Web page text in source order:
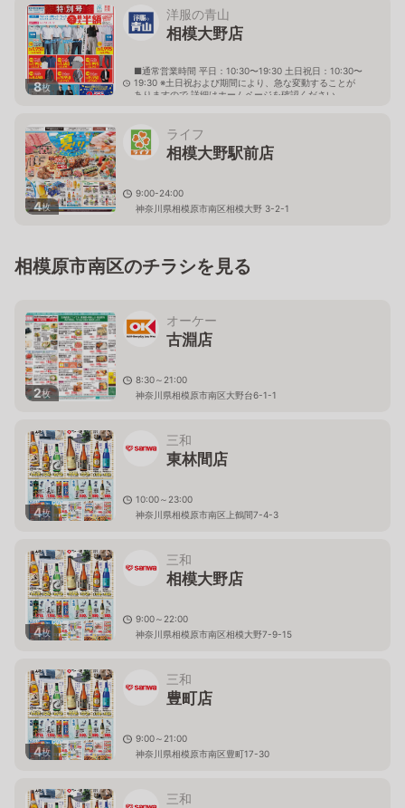
8枚
洋服の青山
相模大野店
■通常営業時間 平日：10:30〜19:30 土日祝日：10:30〜
19:30 ※土日祝および期間により、急な変動することが
ありますので 詳細はホームページを確認ください
4枚
ライフ
相模大野駅前店
9:00-24:00
神奈川県相模原市南区相模大野 3-2-1
相模原市南区のチラシを見る
2枚
オーケー
古淵店
8:30～21:00
神奈川県相模原市南区大野台6-1-1
4枚
三和
東林間店
10:00～23:00
神奈川県相模原市南区上鶴間7-4-3
4枚
三和
相模大野店
9:00～22:00
神奈川県相模原市南区相模大野7-9-15
4枚
三和
豊町店
9:00～21:00
神奈川県相模原市南区豊町17-30
三和